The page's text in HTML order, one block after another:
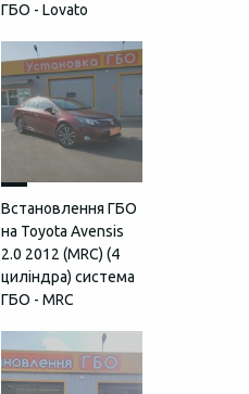
ГБО - Lovato
Встановлення ГБО
на Toyota Avensis
2.0 2012 (MRC) (4
циліндра) система
ГБО - MRC